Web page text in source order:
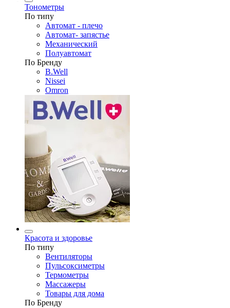
Тонометры
По типу
Автомат - плечо
Автомат- запястье
Механический
Полуавтомат
По Бренду
B.Well
Nissei
Omron
Красота и здоровье
По типу
Вентиляторы
Пульсоксиметры
Термометры
Массажеры
Товары для дома
По Бренду